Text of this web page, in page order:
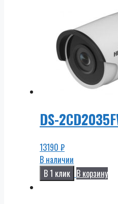
DS-
13190 ₽
В наличии
В 1 клик В корзину